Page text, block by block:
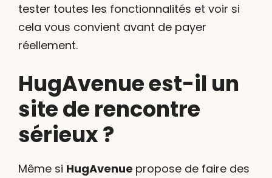
tester toutes les fonctionnalités et voir si
cela vous convient avant de payer
réellement.
HugAvenue est-il un
site de rencontre
sérieux ?
Même si HugAvenue propose de faire des